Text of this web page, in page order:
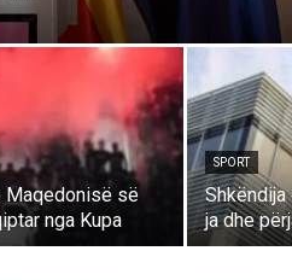
Maqedonisë së
nga Kupa
SPORT
ja dhe